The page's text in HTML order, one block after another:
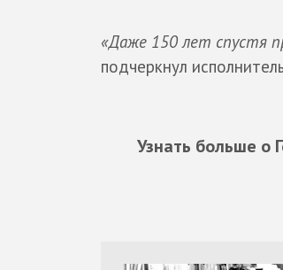
«Даже 150 лет спустя
подчеркнул
Узнать больше о